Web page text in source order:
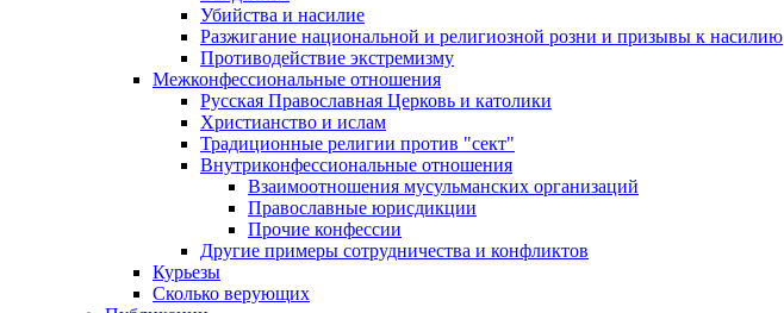
Убийства и насилие
Разжигание национальной и религиозной розни и призывы к насилию
Противодействие экстремизму
Межконфессиональные отношения
Русская Православная Церковь и католики
Христианство и ислам
Традиционные религии против "сект"
Внутриконфессиональные отношения
Взаимоотношения мусульманских организаций
Православные юрисдикции
Прочие конфессии
Другие примеры сотрудничества и конфликтов
Курьезы
Сколько верующих